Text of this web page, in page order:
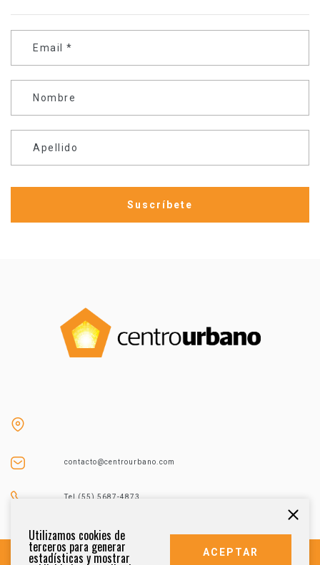
Email *
Nombre
Apellido
contacto@centrourbano.com
Tel (55) 5687-4873
Utilizamos cookies de
terceros para generar
estadísticas y mostrar ACEPTAR